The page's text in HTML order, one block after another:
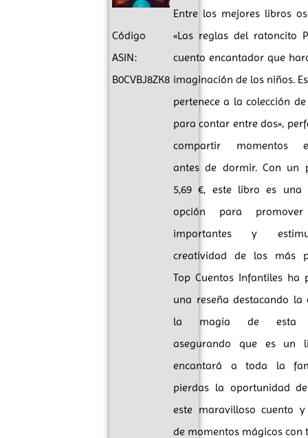
Código
ASIN:
B0CVBJ8ZK8
Entre los mejores libros
«Las reglas del ratoncito
cuento encantador que
imaginación de los niños.
pertenece a la colección de
para contar entre dos»,
compartir momentos
antes de dormir. Con un
5,69 €, este libro es una
opción para promover
importantes y
creatividad de los más
Top Cuentos Infantiles ha
una reseña destacando la
la magia de esta
asegurando que es un
encantará a toda la
pierdas la oportunidad
este maravilloso cuento
de momentos mágicos con